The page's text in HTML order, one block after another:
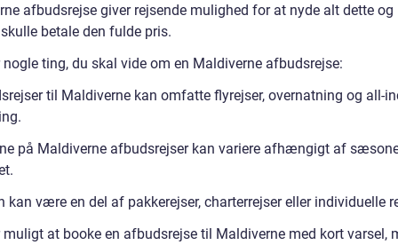
afbudsrejse giver rejsende mulighed for at nyde alt dette og
betale den fulde pris.
nogle ting, du skal vide om en Maldiverne afbudsrejse:
til Maldiverne kan omfatte flyrejser, overnatning og all-
på Maldiverne afbudsrejser kan variere afhængigt af
kan være en del af pakkerejser, charterrejser eller individuelle
muligt at booke en afbudsrejse til Maldiverne med kort varsel,